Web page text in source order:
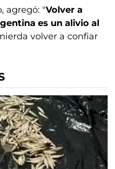
agregó: "Volver a
es un alivio al
volver a confiar